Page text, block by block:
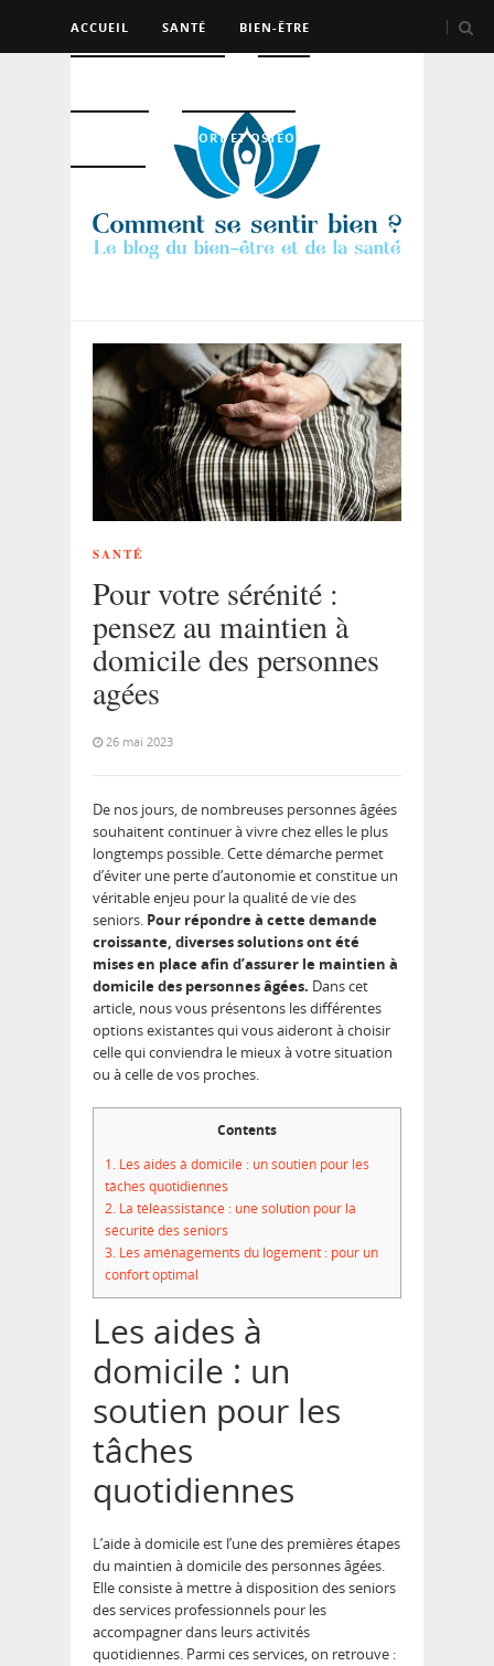
ACCUEIL SANTÉ BIEN-ÊTRE
SPORT ET OSTÉO
SANTÉ
Pour votre sérénité :
pensez au maintien à
domicile des personnes
agées
26 mai 2023
De nos jours, de nombreuses personnes âgées
souhaitent continuer à vivre chez elles le plus
longtemps possible. Cette démarche permet
d’éviter une perte d’autonomie et constitue un
véritable enjeu pour la qualité de vie des
seniors. Pour répondre à cette demande
croissante, diverses solutions ont été
mises en place afin d’assurer le maintien à
domicile des personnes âgées. Dans cet
article, nous vous présentons les différentes
options existantes qui vous aideront à choisir
celle qui conviendra le mieux à votre situation
ou à celle de vos proches.
Contents
1. Les aides à domicile : un soutien pour les
tâches quotidiennes
2. La téléassistance : une solution pour la
sécurité des seniors
3. Les aménagements du logement : pour un
confort optimal
Les aides à
domicile : un
soutien pour les
tâches
quotidiennes
L’aide à domicile est l’une des premières étapes
du maintien à domicile des personnes âgées.
Elle consiste à mettre à disposition des seniors
des services professionnels pour les
accompagner dans leurs activités
quotidiennes. Parmi ces services, on retrouve :